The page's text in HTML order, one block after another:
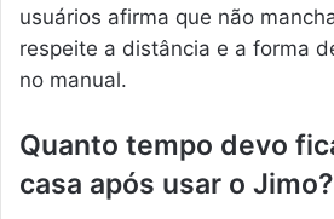
usuários afirma que não
respeite a distância e a forma
no manual.
Quanto tempo devo
casa após usar o Jimo?